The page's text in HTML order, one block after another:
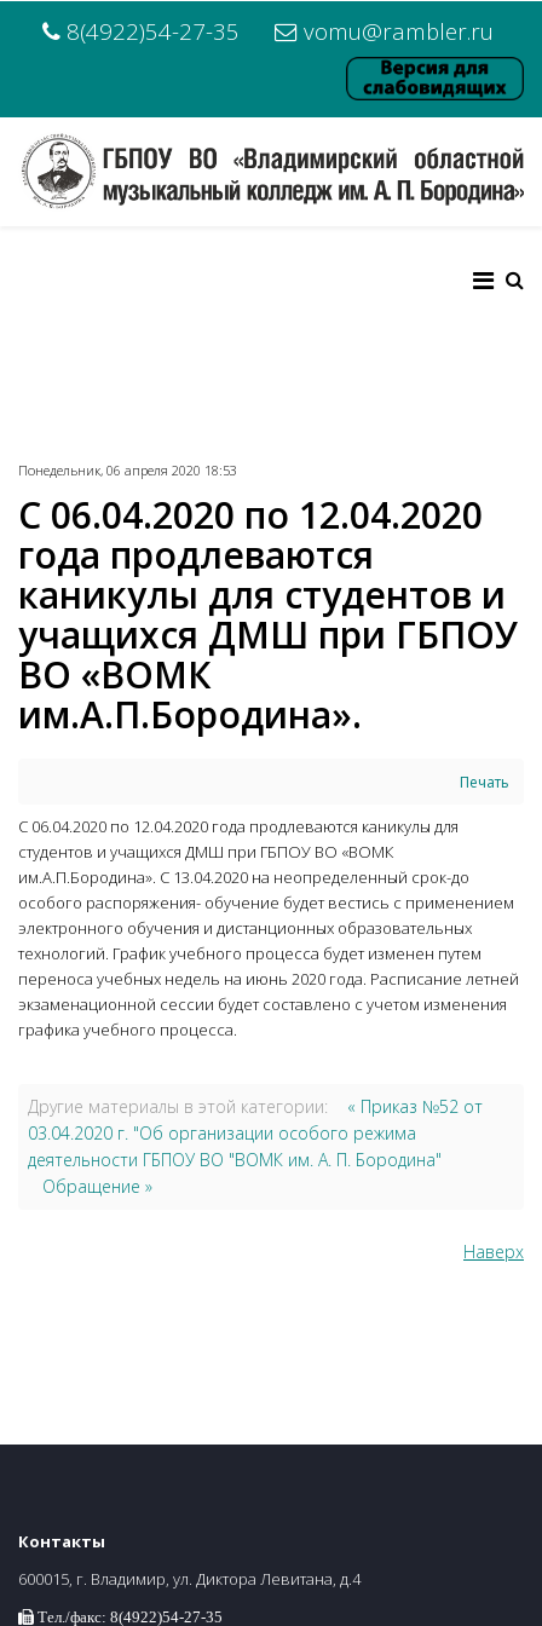
8(4922)54-27-35 vomu@rambler.ru
Понедельник, 06 апреля 2020 18:53
С 06.04.2020 по 12.04.2020
года продлеваются
каникулы для студентов и
учащихся ДМШ при ГБПОУ
ВО «ВОМК
им.А.П.Бородина».
Печать
С 06.04.2020 по 12.04.2020 года продлеваются каникулы для
студентов и учащихся ДМШ при ГБПОУ ВО «ВОМК
им.А.П.Бородина». С 13.04.2020 на неопределенный срок-до
особого распоряжения- обучение будет вестись с применением
электронного обучения и дистанционных образовательных
технологий. График учебного процесса будет изменен путем
переноса учебных недель на июнь 2020 года. Расписание летней
экзаменационной сессии будет составлено с учетом изменения
графика учебного процесса.
Другие материалы в этой категории:
« Приказ №52 от
03.04.2020 г. "Об организации особого режима
деятельности ГБПОУ ВО "ВОМК им. А. П. Бородина"
Обращение »
Наверх
Контакты
600015, г. Владимир, ул. Диктора Левитана, д.4
Тел./факс: 8(4922)54-27-35